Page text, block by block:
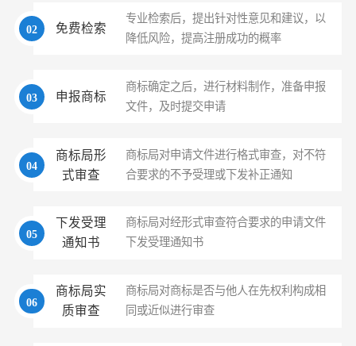
02 免费检索
专业检索后，提出针对性意见和建议，以
降低风险，提高注册成功的概率
03 申报商标
商标确定之后，进行材料制作，准备申报
文件，及时提交申请
04
商标局形
式审查
商标局对申请文件进行格式审查，对不符
合要求的不予受理或下发补正通知
05
下发受理
通知书
商标局对经形式审查符合要求的申请文件
下发受理通知书
06
商标局实
质审查
商标局对商标是否与他人在先权利构成相
同或近似进行审查